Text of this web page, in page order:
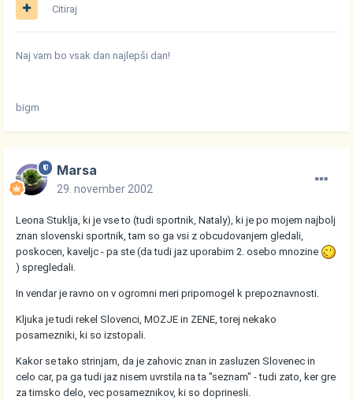
Citiraj
Naj vam bo vsak dan najlepši dan!
bigm
Marsa
29. november 2002
Leona Stuklja, ki je vse to (tudi sportnik, Nataly), ki je po mojem najbolj
znan slovenski sportnik, tam so ga vsi z obcudovanjem gledali,
poskocen, kaveljc - pa ste (da tudi jaz uporabim 2. osebo mnozine
) spregledali.
In vendar je ravno on v ogromni meri pripomogel k prepoznavnosti.
Kljuka je tudi rekel Slovenci, MOZJE in ZENE, torej nekako
posamezniki, ki so izstopali.
Kakor se tako strinjam, da je zahovic znan in zasluzen Slovenec in
celo car, pa ga tudi jaz nisem uvrstila na ta "seznam" - tudi zato, ker gre
za timsko delo, vec posameznikov, ki so doprinesli.